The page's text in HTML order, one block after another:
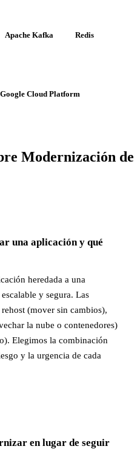
Apache Kafka Redis
Google Cloud Platform
Modernización de
una aplicación y qué
heredada a una
y segura. Las
(mover sin cambios),
la nube o contenedores)
Elegimos la combinación
y la urgencia de cada
en lugar de seguir